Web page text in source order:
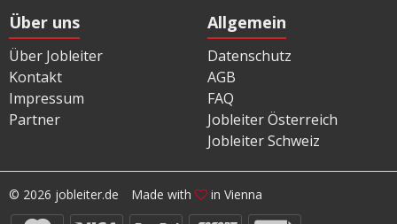
Über uns
Über Jobleiter
Kontakt
Impressum
Partner
Allgemein
Datenschutz
AGB
FAQ
Jobleiter Österreich
Jobleiter Schweiz
© 2026 jobleiter.de Made with in Vienna